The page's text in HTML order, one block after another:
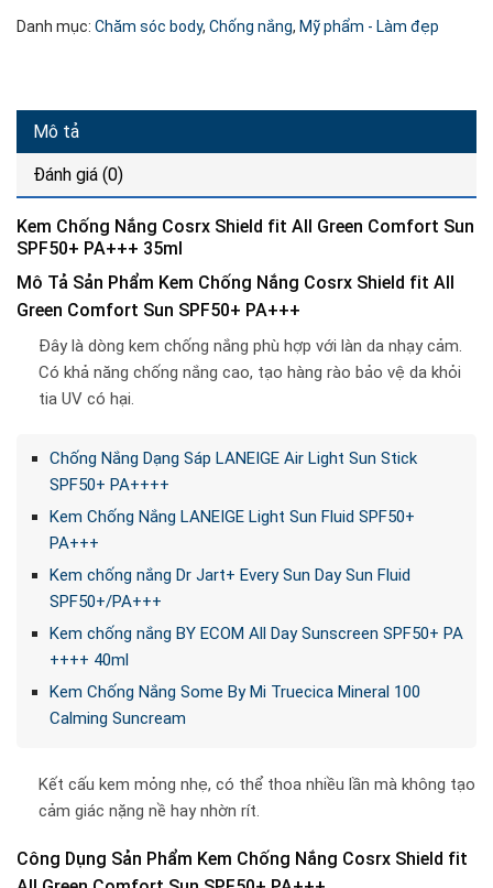
Danh mục: Chăm sóc body, Chống nắng, Mỹ phẩm - Làm đẹp
Mô tả
Đánh giá (0)
Kem Chống Nắng Cosrx Shield fit All Green Comfort Sun
SPF50+ PA+++ 35ml
Mô Tả Sản Phẩm Kem Chống Nắng Cosrx Shield fit All
Green Comfort Sun SPF50+ PA+++
Đây là dòng kem chống nắng phù hợp với làn da nhạy cảm.
Có khả năng chống nắng cao, tạo hàng rào bảo vệ da khỏi
tia UV có hại.
Chống Nắng Dạng Sáp LANEIGE Air Light Sun Stick
SPF50+ PA++++
Kem Chống Nắng LANEIGE Light Sun Fluid SPF50+
PA+++
Kem chống nắng Dr Jart+ Every Sun Day Sun Fluid
SPF50+/PA+++
Kem chống nắng BY ECOM All Day Sunscreen SPF50+ PA
++++ 40ml
Kem Chống Nắng Some By Mi Truecica Mineral 100
Calming Suncream
Kết cấu kem mỏng nhẹ, có thể thoa nhiều lần mà không tạo
cảm giác nặng nề hay nhờn rít.
Công Dụng Sản Phẩm Kem Chống Nắng Cosrx Shield fit